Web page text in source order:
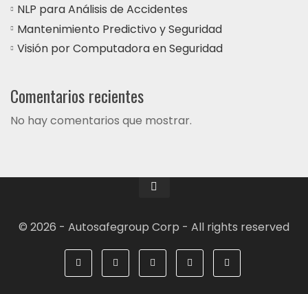
NLP para Análisis de Accidentes
Mantenimiento Predictivo y Seguridad
Visión por Computadora en Seguridad
Comentarios recientes
No hay comentarios que mostrar.
© 2026 - Autosafegroup Corp - All rights reserved